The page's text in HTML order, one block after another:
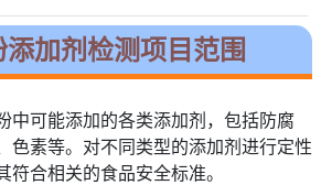
添加剂检测项目范围
中可能添加的各类添加剂，包括防腐
色素等。对不同类型的添加剂进行定性
合相关的食品安全标准。